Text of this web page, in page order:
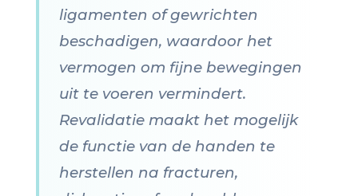
ligamenten of gewrichten
beschadigen, waardoor het
vermogen om fijne bewegingen
uit te voeren vermindert.
Revalidatie maakt het mogelijk
de functie van de handen te
herstellen na fracturen,